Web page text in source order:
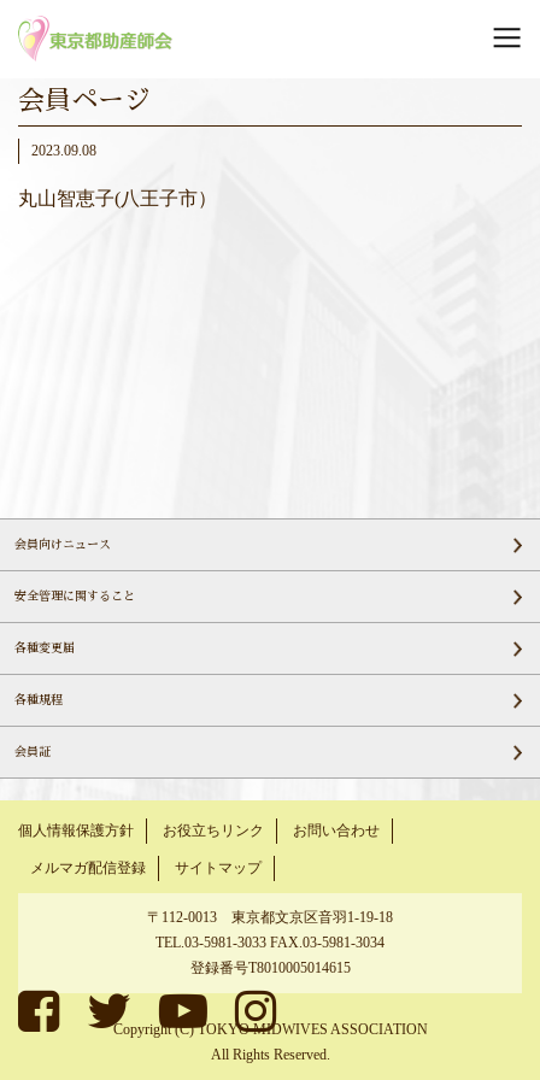
会員ページ
2023.09.08
丸山智恵子(八王子市）
会員向けニュース
安全管理に関すること
各種変更届
各種規程
会員証
個人情報保護方針 お役立ちリンク お問い合わせ
メルマガ配信登録 サイトマップ
〒112-0013 東京都文京区音羽1-19-18
TEL.03-5981-3033 FAX.03-5981-3034
登録番号T8010005014615
Copyright (C) TOKYO MIDWIVES ASSOCIATION
All Rights Reserved.